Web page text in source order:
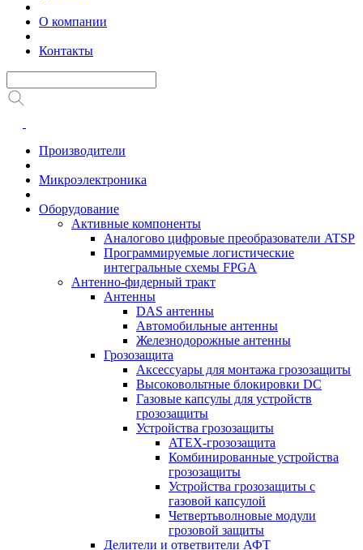
О компании
Контакты
Производители
Микроэлектроника
Оборудование
Активные компоненты
Аналогово цифровые преобразователи ATSP
Программируемые логистические
интегральные схемы FPGA
Антенно-фидерный тракт
Антенны
DAS антенны
Автомобильные антенны
Железнодорожные антенны
Грозозащита
Аксессуары для монтажа грозозащиты
Высоковольтные блокировки DC
Газовые капсулы для устройств
грозозащиты
Устройства грозозащиты
ATEX-грозозащита
Комбинированные устройства
грозозащиты
Устройства грозозащиты с
газовой капсулой
Четвертьволновые модули
грозовой защиты
Делители и ответвители АФТ